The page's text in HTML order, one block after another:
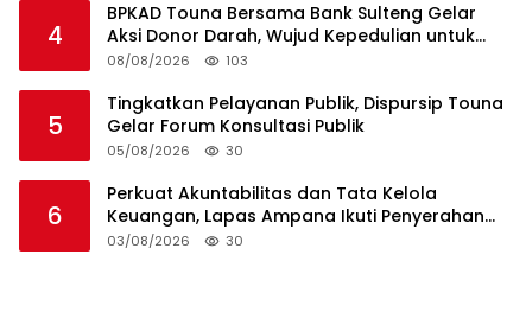
4
BPKAD Touna Bersama Bank Sulteng Gelar
Aksi Donor Darah, Wujud Kepedulian untuk
Sesama
08/08/2026 103
5
Tingkatkan Pelayanan Publik, Dispursip Touna
Gelar Forum Konsultasi Publik
05/08/2026 30
6
Perkuat Akuntabilitas dan Tata Kelola
Keuangan, Lapas Ampana Ikuti Penyerahan
LHP BPK atas Laporan Keuangan TA 2025
03/08/2026 30